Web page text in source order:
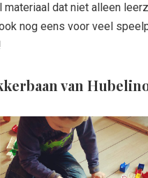
materiaal dat niet alleen
nog eens voor veel
van